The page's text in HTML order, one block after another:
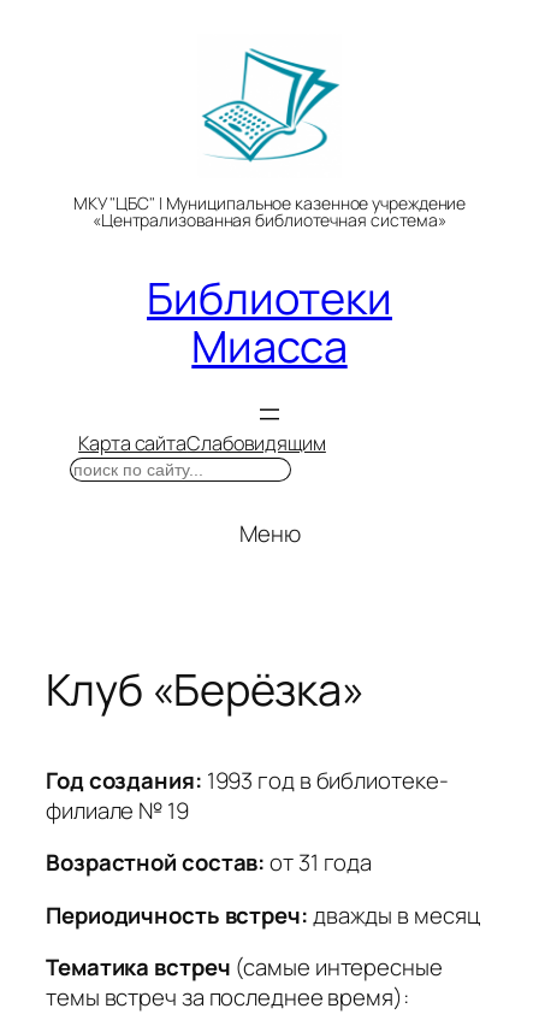
МКУ "ЦБС" | Муниципальное казенное учреждение
«Централизованная библиотечная система»
Библиотеки
Миасса
Карта сайтаСлабовидящим
Поиск
Меню
Клуб «Берёзка»
Год создания: 1993 год в библиотеке-
филиале № 19
Возрастной состав:от 31 года
Периодичность встреч:дважды в месяц
Тематика встреч (самые интересные
темы встреч за последнее время):